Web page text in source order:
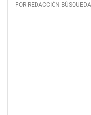
POR REDACCIÓN BÚSQUEDA